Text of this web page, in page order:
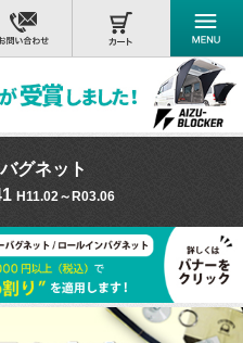
グネット
H11.02～R03.06